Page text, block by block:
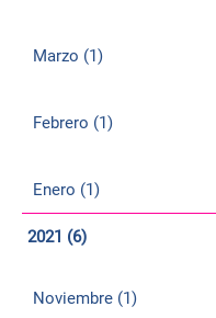
Marzo (1)
Febrero (1)
Enero (1)
2021 (6)
Noviembre (1)